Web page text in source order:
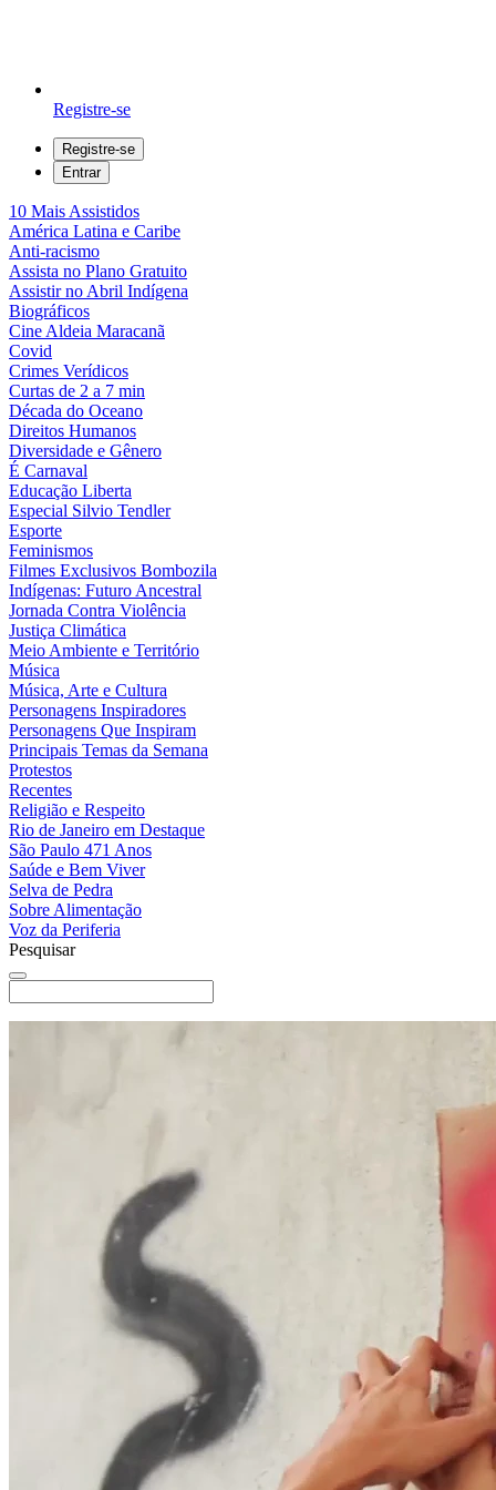
Registre-se
Registre-se
Entrar
10 Mais Assistidos
América Latina e Caribe
Anti-racismo
Assista no Plano Gratuito
Assistir no Abril Indígena
Biográficos
Cine Aldeia Maracanã
Covid
Crimes Verídicos
Curtas de 2 a 7 min
Década do Oceano
Direitos Humanos
Diversidade e Gênero
É Carnaval
Educação Liberta
Especial Silvio Tendler
Esporte
Feminismos
Filmes Exclusivos Bombozila
Indígenas: Futuro Ancestral
Jornada Contra Violência
Justiça Climática
Meio Ambiente e Território
Música
Música, Arte e Cultura
Personagens Inspiradores
Personagens Que Inspiram
Principais Temas da Semana
Protestos
Recentes
Religião e Respeito
Rio de Janeiro em Destaque
São Paulo 471 Anos
Saúde e Bem Viver
Selva de Pedra
Sobre Alimentação
Voz da Periferia
Pesquisar